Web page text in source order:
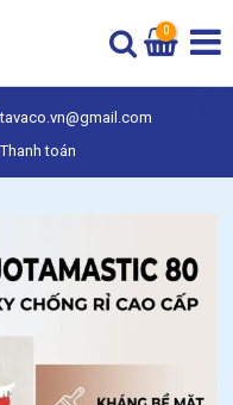
0
tavaco.vn@gmail.com
Thanh toán